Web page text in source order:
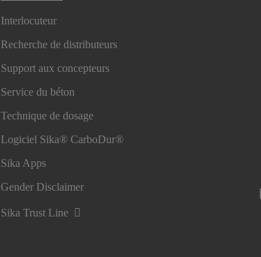
Interlocuteur
Recherche de distributeurs
Support aux concepteurs
Service du béton
Technique de dosage
Logiciel Sika® CarboDur®
Sika Apps
Gender Disclaimer
Sika Trust Line